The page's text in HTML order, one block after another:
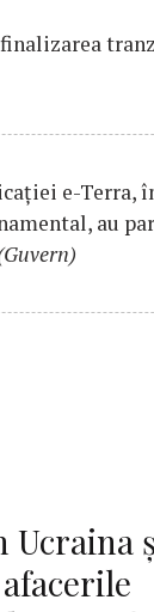
e-Terra,
au
Ucraina